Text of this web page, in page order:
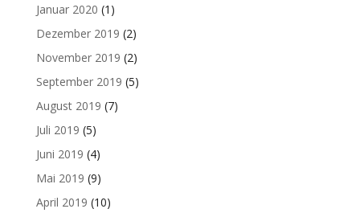
Januar 2020 (1)
Dezember 2019 (2)
November 2019 (2)
September 2019 (5)
August 2019 (7)
Juli 2019 (5)
Juni 2019 (4)
Mai 2019 (9)
April 2019 (10)